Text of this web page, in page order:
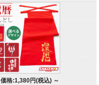
価格:1,380円(税込)～